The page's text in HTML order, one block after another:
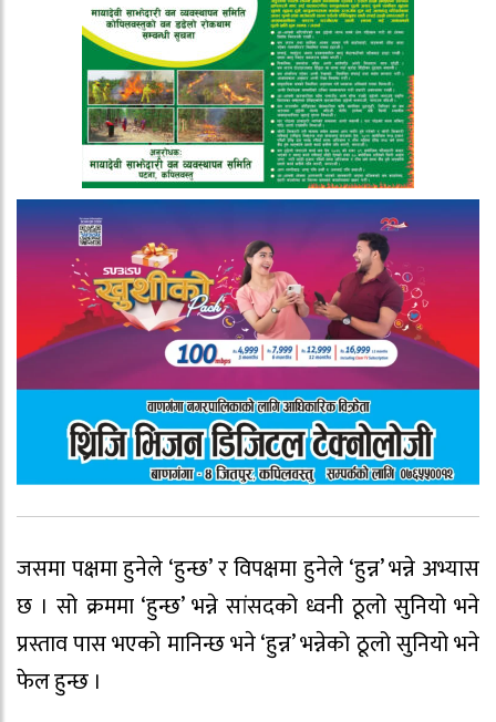
जसमा पक्षमा हुनेले ‘हुन्छ’ र विपक्षमा हुनेले ‘हुन्न’ भन्ने अभ्यास
छ । सो क्रममा ‘हुन्छ’ भन्ने सांसदको ध्वनी ठूलो सुनियो भने
प्रस्ताव पास भएको मानिन्छ भने ‘हुन्न’ भन्नेको ठूलो सुनियो भने
फेल हुन्छ ।